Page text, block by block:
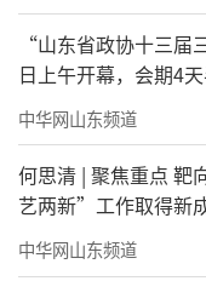
“山东省政协十三
日上午开幕，会期4
中华网山东频道
何思清 | 聚焦重点
艺两新”工作取得新
中华网山东频道